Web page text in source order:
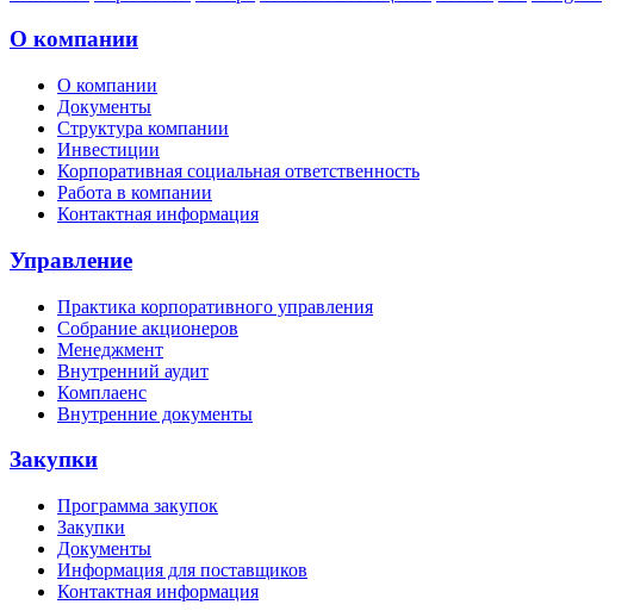
О компании
О компании
Документы
Структура компании
Инвестиции
Корпоративная социальная ответственность
Работа в компании
Контактная информация
Управление
Практика корпоративного управления
Собрание акционеров
Менеджмент
Внутренний аудит
Комплаенс
Внутренние документы
Закупки
Программа закупок
Закупки
Документы
Информация для поставщиков
Контактная информация